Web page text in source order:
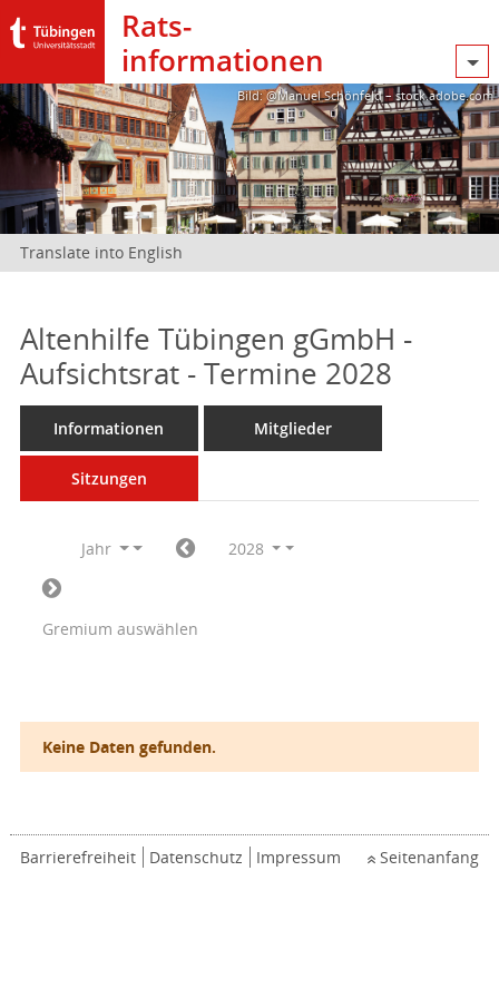
Rats­
informationen
Bild: @Manuel Schönfeld – stock.adobe.com
Translate into English
Altenhilfe Tübingen gGmbH -
Aufsichtsrat - Termine 2028
Informationen Mitglieder
Sitzungen
Jahr 2028
Gremium auswählen
Keine Daten gefunden.
Barrierefreiheit Datenschutz Impressum Seitenanfang